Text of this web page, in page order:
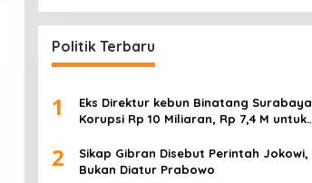
Politik Terbaru
1
Eks Direktur kebun Binatang Surabaya
Korupsi Rp 10 Miliaran, Rp 7,4 M untuk
Bersalah
2
Sikap Gibran Disebut Perintah Jokowi,
Bukan Diatur Prabowo